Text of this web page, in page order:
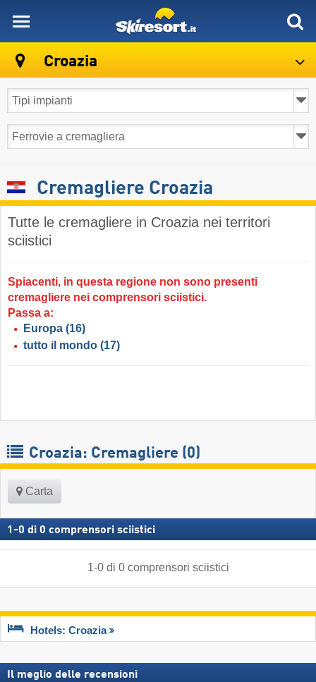
Croazia
Cremagliere Croazia
Tutte le cremagliere in Croazia nei territori
sciistici
Spiacenti, in questa regione non sono presenti
cremagliere nei comprensori sciistici.
Passa a:
Europa (16)
tutto il mondo (17)
Croazia: Cremagliere (0)
Carta
1 -0 di 0 comprensori sciistici
1-0di 0 comprensori sciistici
Hotels: Croazia
Il meglio delle recensioni